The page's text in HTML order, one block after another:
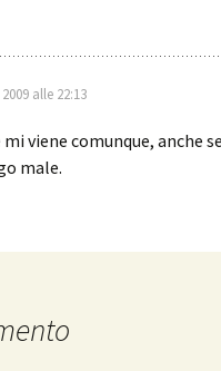
alle 22:13
mi viene comunque, anche
male.